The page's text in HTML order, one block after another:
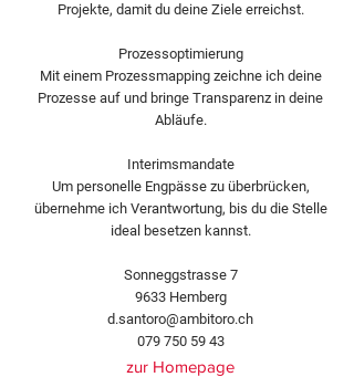
Projekte, damit du deine Ziele erreichst.
Prozessoptimierung
Mit einem Prozessmapping zeichne ich deine
Prozesse auf und bringe Transparenz in deine
Abläufe.
Interimsmandate
Um personelle Engpässe zu überbrücken,
übernehme ich Verantwortung, bis du die Stelle
ideal besetzen kannst.
Sonneggstrasse 7
9633 Hemberg
d.santoro@ambitoro.ch
079 750 59 43
zur Homepage